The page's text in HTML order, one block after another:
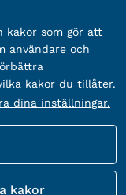
kakor som gör att
användare och
kakor du tillåter.
dina inställningar.
kakor